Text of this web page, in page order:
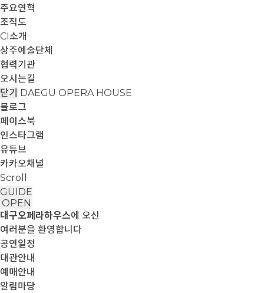
주요연혁
조직도
CI소개
상주예술단체
협력기관
오시는길
닫기 DAEGU OPERA HOUSE
블로그
페이스북
인스타그램
유튜브
카카오채널
Scroll
GUIDE
OPEN
대구오페라하우스에 오신
여러분을 환영합니다
공연일정
대관안내
예매안내
알림마당